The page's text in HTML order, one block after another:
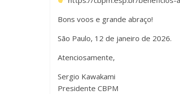
Bons voos e grande abraço!
São Paulo, 12 de janeiro de 2026.
Atenciosamente,
Sergio Kawakami
Presidente CBPM